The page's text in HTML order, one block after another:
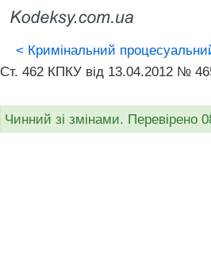
< Кримінальний
Ст. 462 КПКУ від 13.04.2012 №
Чинний зі змінами. Перевірено